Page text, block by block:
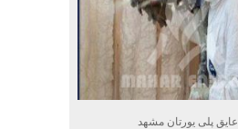
عایق پلی یورتان مشهد